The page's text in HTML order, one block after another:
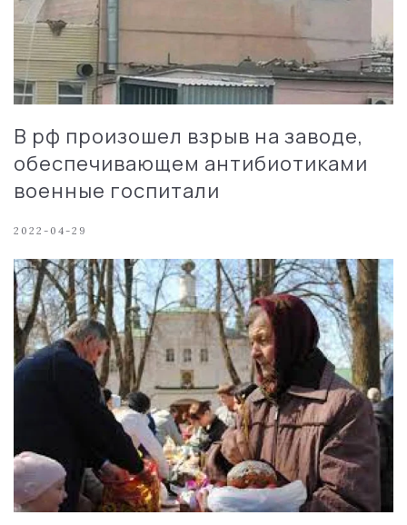
В рф произошел взрыв на заводе,
обеспечивающем антибиотиками
военные госпитали
2022-04-29